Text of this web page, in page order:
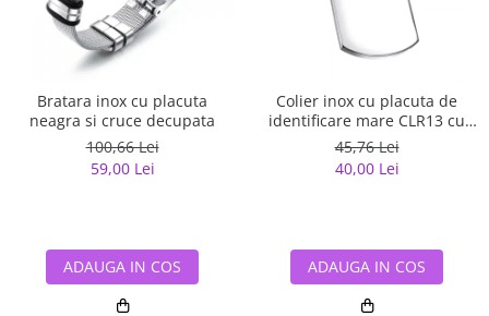
Bratara inox cu placuta
neagra si cruce decupata
100,66 Lei
59,00 Lei
ADAUGA IN COS
Colier inox cu placuta de
identificare mare CLR13 cu
lant militar
45,76 Lei
40,00 Lei
ADAUGA IN COS